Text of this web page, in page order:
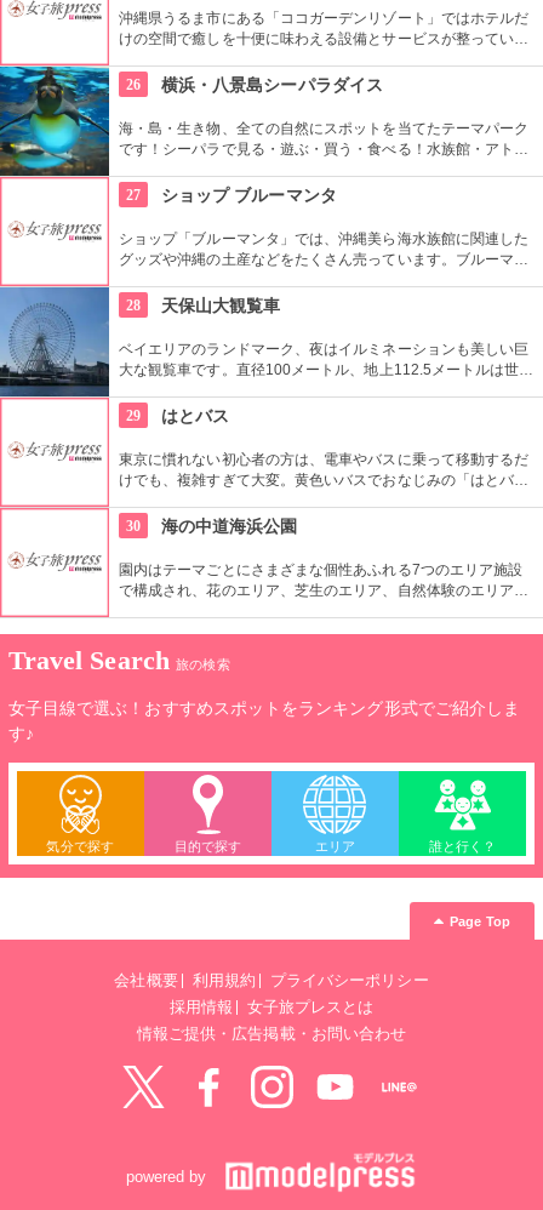
も多いそう。
沖縄県うるま市にある「ココガーデンリゾート」ではホテルだ
けの空間で癒しを十便に味わえる設備とサービスが整ってい
したマッサージなどスパやリラクゼーションで普段の疲れを癒
せる空間です。美しい夜景と味わう食事など一箇所で身体を癒
したい方にお勧めホテルです。
26 横浜・八景島シーパラダイス
海・島・生き物、全ての自然にスポットを当てたテーマパーク
です！シーパラで見る・遊ぶ・買う・食べる！水族館・アトラ
27
ショップ ブルーマンタ
ショップ「ブルーマンタ」では、沖縄美ら海水族館に関連した
グッズや沖縄の土産などをたくさん売っています。ブルーマン
ください。
28 天保山大観覧車
ベイエリアのランドマーク、夜はイルミネーションも美しい巨
大な観覧車です。直径100メートル、地上112.5メートルは世界
まで見渡せるシースルーキャビンでの周回が楽しめます。天気
の良い日には明石海峡大橋や関西国際空港、遠く生駒山系まで
一望です。
29 はとバス
東京に慣れない初心者の方は、電車やバスに乗って移動するだ
けでも、複雑すぎて大変。黄色いバスでおなじみの「はとバ
る面白いツアーを楽しむこともできます。
30 海の中道海浜公園
園内はテーマごとにさまざまな個性あふれる7つのエリア施設
で構成され、花のエリア、芝生のエリア、自然体験のエリア、
リアがあります。自然体験エリアのいこいの森にある野鳥の池
では、人が踏み込めない野鳥の聖域を、2カ所の観察舎からバ
ードウォッチングを楽しむことができ、年間を通じてさまざま
Travel Search 旅の検索
女子目線で選ぶ！おすすめスポットをランキング形式でご紹介しま
す♪
気分で探す 目的で探す エリア 誰と行く？
Page Top
会社概要 利用規約
プライバシーポリシー
採用情報
女子旅プレスとは
情報ご提供・広告掲載・お問い合わせ
powered by